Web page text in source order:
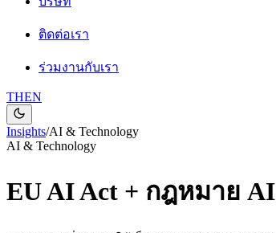
ติดต่อเรา
ร่วมงานกับเรา
THEN
Insights/AI & Technology
AI & Technology
EU AI Act + กฎหมาย